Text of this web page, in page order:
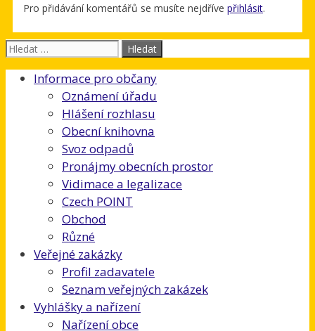
Pro přidávání komentářů se musíte nejdříve přihlásit.
Hledat:
Informace pro občany
Oznámení úřadu
Hlášení rozhlasu
Obecní knihovna
Svoz odpadů
Pronájmy obecních prostor
Vidimace a legalizace
Czech POINT
Obchod
Různé
Veřejné zakázky
Profil zadavatele
Seznam veřejných zakázek
Vyhlášky a nařízení
Nařízení obce